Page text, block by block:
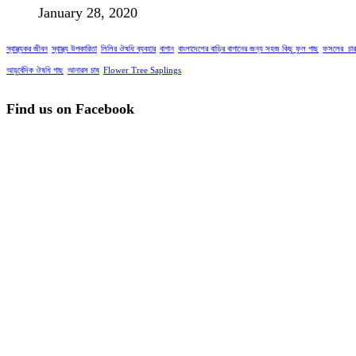
January 28, 2020
স্বাস্থ্যকর জীবন স্বাস্থ্য উপকারিতা লিলির ঔষধি ব্যবহার বাগান বাংলাদেশের বাড়ির বাগানের জন্য সহজ কিছু ফুল গাছ
আয়ুর্বেদিক ঔষধি গাছ আনারস চাষ Flower Tree Saplings
Find us on Facebook